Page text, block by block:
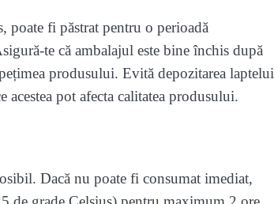
poate fi păstrat pentru o perioadă
te că ambalajul este bine închis după
produsului. Evită depozitarea laptelui
pot afecta calitatea produsului.
Dacă nu poate fi consumat imediat,